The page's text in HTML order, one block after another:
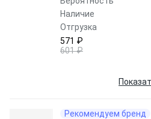
Наличие
Отгрузка
571 ₽
601 ₽
Рекомендуем бренд